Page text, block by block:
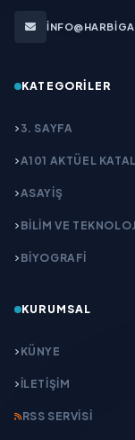
KATEGORILER
3. SAYFA
A101 AKTÜEL
ASAYİŞ
BİLİM VE
BİYOGRAFİ
KURUMSAL
KÜNYE
İLETIŞIM
RSS SERVISI